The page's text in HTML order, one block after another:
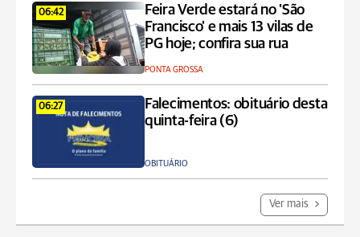
06:42
Feira Verde estará no 'São
Francisco' e mais 13 vilas de
PG hoje; confira sua rua
PONTA GROSSA
06:27
Falecimentos: obituário desta
quinta-feira (6)
OBITUÁRIO
Ver mais